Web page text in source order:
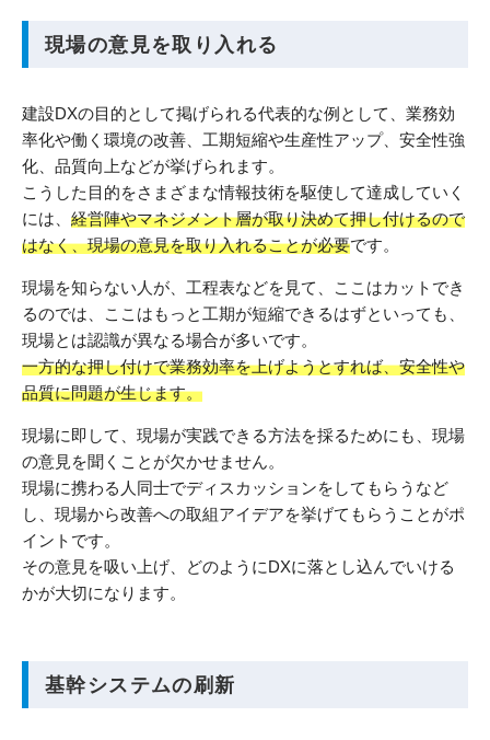
現場の意見を取り入れる
建設DXの目的として掲げられる代表的な例として、業務効
率化や働く環境の改善、工期短縮や生産性アップ、安全性強
化、品質向上などが挙げられます。
こうした目的をさまざまな情報技術を駆使して達成していく
には、 経営陣やマネジメント層が取り決めて押し付けるので
はなく、現場の意見を取り入れることが必要です。
現場を知らない人が、工程表などを見て、ここはカットでき
るのでは、ここはもっと工期が短縮できるはずといっても、
現場とは認識が異なる場合が多いです。
一方的な押し付けで業務効率を上げようとすれば、安全性や
品質に問題が生じます。
現場に即して、現場が実践できる方法を採るためにも、現場
の意見を聞くことが欠かせません。
現場に携わる人同士でディスカッションをしてもらうなど
し、現場から改善への取組アイデアを挙げてもらうことがポ
イントです。
その意見を吸い上げ、どのようにDXに落とし込んでいける
かが大切になります。
基幹システムの刷新